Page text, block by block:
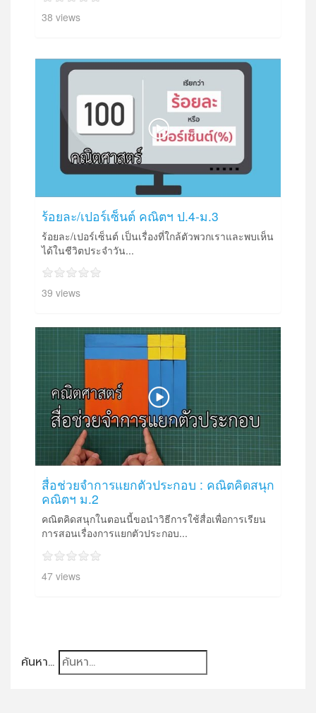
38 views
ร้อยละ/เปอร์เซ็นต์ คณิตฯ ป.4-ม.3
ร้อยละ/เปอร์เซ็นต์ เป็นเรื่องที่ใกล้ตัวพวกเราและพบเห็น
ได้ในชีวิตประจำวัน...
39 views
สื่อช่วยจำการแยกตัวประกอบ : คณิตคิดสนุก
คณิตฯ ม.2
คณิตคิดสนุกในตอนนี้ขอนำวิธีการใช้สื่อเพื่อการเรียน
การสอนเรื่องการแยกตัวประกอบ...
47 views
ค้นหา...